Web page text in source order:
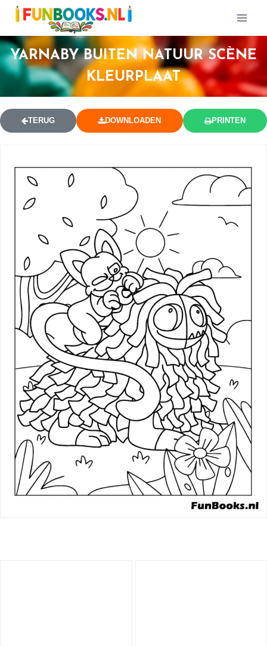
YARNABY BUITEN NATUUR SCÈNE
KLEURPLAAT
TERUG DOWNLOADEN PRINTEN